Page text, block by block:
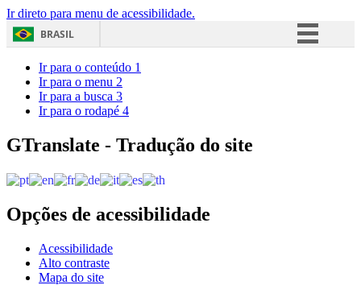
Ir direto para menu de acessibilidade.
BRASIL
Acesso à informação
Ir para o conteúdo 1
Ir para o menu 2
Ir para a busca 3
Ir para o rodapé 4
GTranslate - Tradução do site
Opções de acessibilidade
Acessibilidade
Alto contraste
Mapa do site